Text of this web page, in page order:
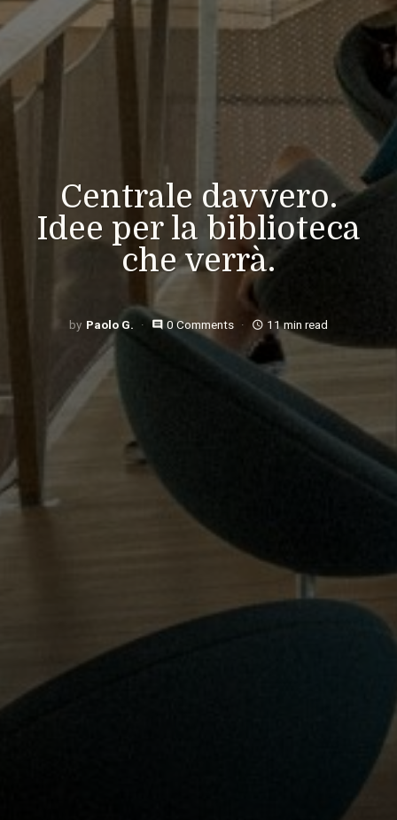
Centrale davvero.
Idee per la biblioteca
che verrà.
Paolo G. comment 0 Comments access_time 11 min read